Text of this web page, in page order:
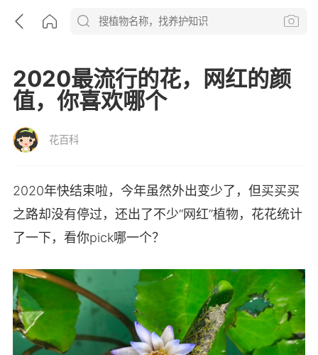
2020最流行的花，网红的颜
值，你喜欢哪个
花百科
2020年快结束啦，今年虽然外出变少了，但买买买
之路却没有停过，还出了不少“网红”植物，花花统计
了一下，看你pick哪一个？